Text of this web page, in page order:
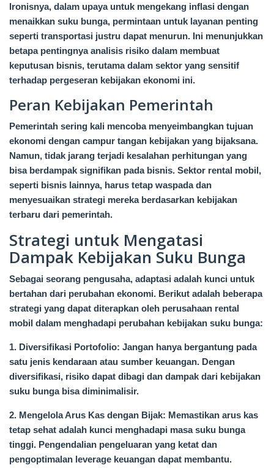
Ironisnya, dalam upaya untuk mengekang inflasi dengan
menaikkan suku bunga, permintaan untuk layanan penting
seperti transportasi justru dapat menurun. Ini menunjukkan
betapa pentingnya analisis risiko dalam membuat
keputusan bisnis, terutama dalam sektor yang sensitif
terhadap pergeseran kebijakan ekonomi ini.
Peran Kebijakan Pemerintah
Pemerintah sering kali mencoba menyeimbangkan tujuan
ekonomi dengan campur tangan kebijakan yang bijaksana.
Namun, tidak jarang terjadi kesalahan perhitungan yang
bisa berdampak signifikan pada bisnis. Sektor rental mobil,
seperti bisnis lainnya, harus tetap waspada dan
menyesuaikan strategi mereka berdasarkan kebijakan
terbaru dari pemerintah.
Strategi untuk Mengatasi
Dampak Kebijakan Suku Bunga
Sebagai seorang pengusaha, adaptasi adalah kunci untuk
bertahan dari perubahan ekonomi. Berikut adalah beberapa
strategi yang dapat diterapkan oleh perusahaan rental
mobil dalam menghadapi perubahan kebijakan suku bunga:
1. Diversifikasi Portofolio: Jangan hanya bergantung pada
satu jenis kendaraan atau sumber keuangan. Dengan
diversifikasi, risiko dapat dibagi dan dampak dari kebijakan
suku bunga bisa diminimalisir.
2. Mengelola Arus Kas dengan Bijak: Memastikan arus kas
tetap sehat adalah kunci menghadapi masa suku bunga
tinggi. Pengendalian pengeluaran yang ketat dan
pengoptimalan leverage keuangan dapat membantu.